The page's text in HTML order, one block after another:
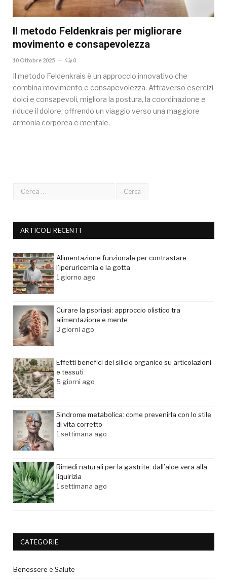
Il metodo Feldenkrais per migliorare
movimento e consapevolezza
10 Ottobre 2025 0
Il metodo Feldenkrais è un approccio innovativo che
combina movimento e consapevolezza. Attraverso esercizi
dolci e consapevoli, migliora la postura, la coordinazione e
riduce il dolore, offrendo un viaggio verso una maggiore
armonia corporea e mentale.
ARTICOLI RECENTI
Alimentazione funzionale per contrastare
l’iperuricemia e la gotta
1 giorno ago
Curare la psoriasi: approccio olistico tra
alimentazione e mente
3 giorni ago
Effetti benefici del silicio organico su articolazioni
e tessuti
5 giorni ago
Sindrome metabolica: come prevenirla con lo stile
di vita corretto
1 settimana ago
Rimedi naturali per la gastrite: dall’aloe vera alla
liquirizia
1 settimana ago
CATEGORIE
Benessere e Salute